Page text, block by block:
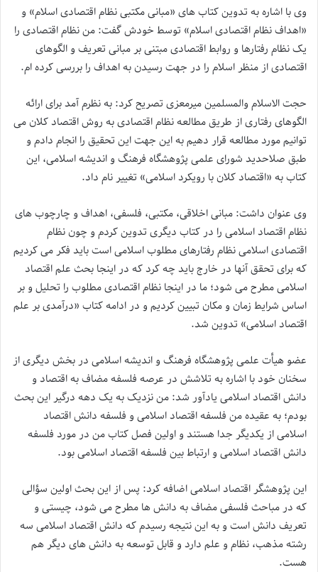
وی با اشاره به تدوین کتاب های «مبانی مکتبی نظام اقتصادی اسلام» و
«اهداف نظام اقتصادی اسلام» توسط خودش گفت: من نظام اقتصادی را
یک نظام رفتارها و روابط اقتصادی مبتنی بر مبانی تعریف و الگوهای
اقتصادی از منظر اسلام را در جهت رسیدن به اهداف را بررسی کرده ام.
حجت الاسلام والمسلمین میرمعزی تصریح کرد: به نظرم آمد برای ارائه
الگوهای رفتاری از طریق مطالعه نظام اقتصادی به روش اقتصاد کلان می‌
توانیم مورد مطالعه قرار دهیم به این جهت این تحقیق را انجام دادم و
طبق صلاحدید شورای علمی پژوهشگاه فرهنگ و اندیشه اسلامی، این
کتاب به «اقتصاد کلان با رویکرد اسلامی» تغییر نام داد.
وی عنوان داشت: مبانی اخلاقی، مکتبی، فلسفی، اهداف و چارچوب های
نظام اقتصاد اسلامی را در کتاب دیگری تدوین کردم و چون نظام
اقتصادی اسلامی نظام رفتارهای مطلوب اسلامی است باید فکر می‌ کردیم
که برای تحقق آنها در خارج باید چه کرد که در اینجا بحث علم اقتصاد
اسلامی مطرح می‌ شود؛ ما در اینجا نظام اقتصادی مطلوب را تحلیل و بر
اساس شرایط زمان و مکان تبیین کردیم و در ادامه کتاب «درآمدی بر علم
اقتصاد اسلامی» تدوین شد.
عضو هیأت علمی پژوهشگاه فرهنگ و اندیشه اسلامی در بخش دیگری از
سخنان خود با اشاره به تلاشش در عرصه فلسفه مضاف به اقتصاد و
دانش اقتصاد اسلامی یادآور شد: من نزدیک به یک دهه درگیر این بحث
بودم؛ به عقیده من فلسفه اقتصاد اسلامی و فلسفه دانش اقتصاد
اسلامی از یکدیگر جدا هستند و اولین فصل کتاب من در مورد فلسفه
دانش اقتصاد اسلامی و ارتباط بین فلسفه اقتصاد اسلامی بود.
این پژوهشگر اقتصاد اسلامی اضافه کرد: پس از این بحث اولین سؤالی
که در مباحث فلسفی مضاف به دانش ها مطرح می‌ شود، چیستی و
تعریف دانش است و به این نتیجه رسیدم که دانش اقتصاد اسلامی سه
رشته مذهب، نظام و علم دارد و قابل توسعه به دانش های دیگر هم
هست.